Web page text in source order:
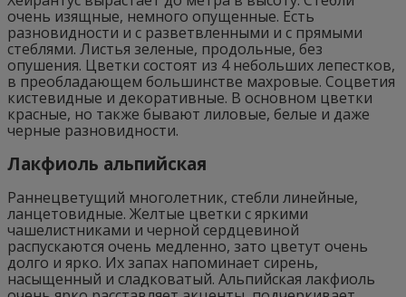
очень изящные, немного опущенные. Есть
разновидности и с разветвленными и с прямыми
стеблями. Листья зеленые, продольные, без
опушения. Цветки состоят из 4 небольших лепестков,
в преобладающем большинстве махровые. Соцветия
кистевидные и декоративные. В основном цветки
красные, но также бывают лиловые, белые и даже
черные разновидности.
Лакфиоль альпийская
Раннецветущий многолетник, стебли линейные,
ланцетовидные. Желтые цветки с яркими
чашелистниками и черной сердцевиной
распускаются очень медленно, зато цветут очень
долго и ярко. Их запах напоминает сирень,
насыщенный и сладковатый. Альпийская лакфиоль